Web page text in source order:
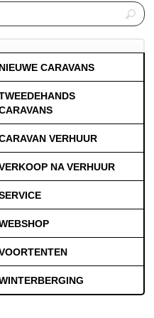
NIEUWE CARAVANS
VERHUUR
NA VERHUUR